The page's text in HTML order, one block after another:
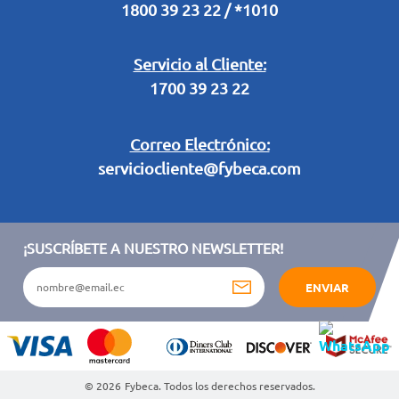
1800 39 23 22 / *1010
Servicio al Cliente:
1700 39 23 22
Correo Electrónico:
serviciocliente@fybeca.com
Términos y condiciones sorteo partido de fútbol "Tu ídolo"
¡SUSCRÍBETE A NUESTRO NEWSLETTER!
ENVIAR
© 2026 Fybeca. Todos los derechos reservados.